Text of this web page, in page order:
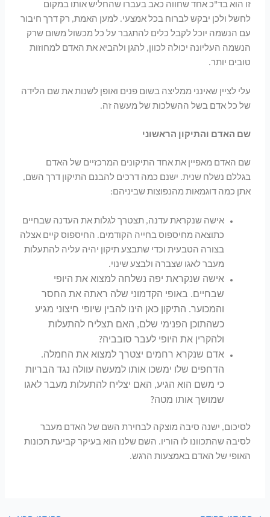
זו הוא בד"כ אחד שחווה כאב בעברו שהחליש אותו במקום
לחשל ולכן יבקש לברוח בכל אמצעי. למען האמת, רק דרך חיבור
עם הנשמה יוכל לקבל כלים להתגבר על כל מכשול משום שרק
הנשמה העליונה יכולה לכוון, להגן ולהביא את האדם למחוזות
טובים יותר.
עלי לציין שאינני ממליצה בשום פנים ואופן לשנות את שם הלידה
של כל אדם בשל ההשלכות של מעשה זה.
שם האדם והתיקון הראשוני
שם האדם מאפיין את אחד התיקונים המרכזיים של האדם
בגללם נשלח שנית. ישנם כמה דרכים להבנם התיקון דרך השם,
אתן כמה דוגמאות מהנפוצות שביניהם:
אישה שנקראת עדנה, תצטרך לגלות את העדנה שבחיים
כתוצאה מחיספוס בחייה הקודמים. החיספוס קיים אצלה
בצורה הטבעית וכדי שתבצע תיקון יהיה עליה להתעלות
מעבר לאגו שצברה ולבצע שינוי.
אישה שנקראת יפה נשלחה למצוא את היופי
שבחיים. באופי הקדמוני שלה ראתה את החסר
והמכוער. התיקון כאן הינו להבין שיופי חיצוני מגיע
כשהתוכן הפנימי שלם, האם תצליח להתעלות
ולהקרין את היופי לעבר סובביה?
אדם שנקרא רחמים יצטרך למצוא את החמלה.
הדחפים שלו ימשכו אותו למעשה עוולה נגד הבריות
כי משם הוא הגיע, האם יצליח להתעלות מעבר לאגו
שמושך אותו מטה?
לסיכום, ישנה סיבה מוצקה לבחירת השם של האדם מעבר
לסיבה שהתכוונו לו הוריו. השם שלנו הוא בעיקר קביעת תכונות
האופי של האדם באמצעות הרגש.